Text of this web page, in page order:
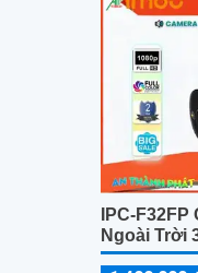
ngang...
IPC-
Ngoài Trời